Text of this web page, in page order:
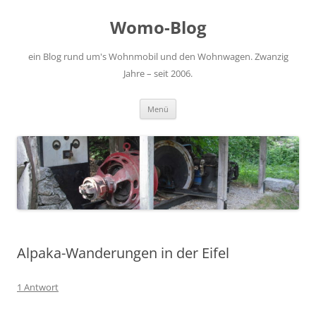
Womo-Blog
ein Blog rund um's Wohnmobil und den Wohnwagen. Zwanzig
Jahre – seit 2006.
Menü
Alpaka-Wanderungen in der Eifel
1 Antwort